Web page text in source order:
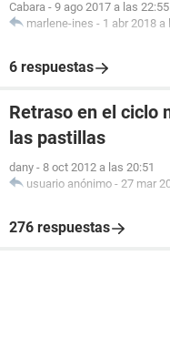
Cabara - 9 ago 2017 a las 22:55
marlene-ines - 1 abr 2018 a
6 respuestas
Retraso en el ciclo
las pastillas
dany - 8 oct 2012 a las 20:51
usuario anónimo - 27 mar
276 respuestas